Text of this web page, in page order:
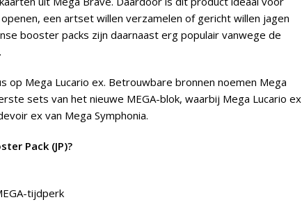
een artset willen verzamelen of gericht willen jagen
booster packs zijn daarnaast erg populair vanwege de
op Mega Lucario ex. Betrouwbare bronnen noemen Mega
sets van het nieuwe MEGA-blok, waarbij Mega Lucario ex
ex van Mega Symphonia.
Pack (JP)?
tijdperk